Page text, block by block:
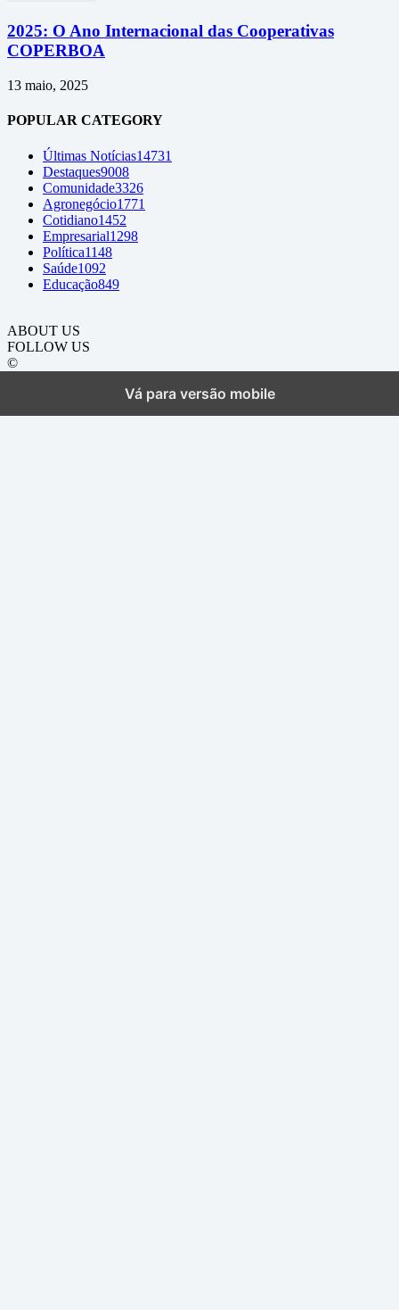
2025: O Ano Internacional das Cooperativas
COPERBOA
13 maio, 2025
POPULAR CATEGORY
Últimas Notícias14731
Destaques9008
Comunidade3326
Agronegócio1771
Cotidiano1452
Empresarial1298
Política1148
Saúde1092
Educação849
ABOUT US
FOLLOW US
©
Vá para versão mobile